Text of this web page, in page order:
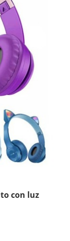
con luz